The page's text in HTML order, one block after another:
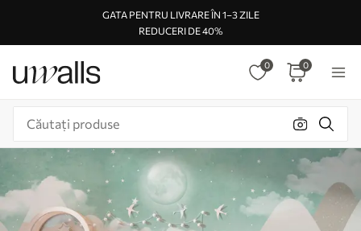
GATA PENTRU LIVRARE ÎN 1–3 ZILE
REDUCERI DE 40%
0 0